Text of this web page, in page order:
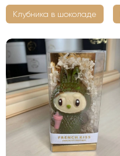
Клубника в шоколаде